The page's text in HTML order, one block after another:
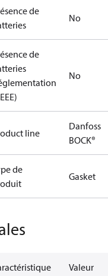
de
No
de
No
line
Danfoss
BOCK®
de
Gasket
Valeur